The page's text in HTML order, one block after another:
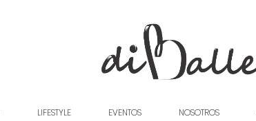
LIFESTYLE EVENTOS NOSOTROS